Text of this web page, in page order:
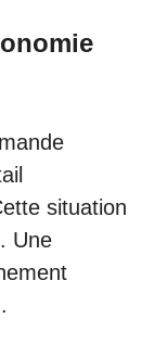
situation
Une